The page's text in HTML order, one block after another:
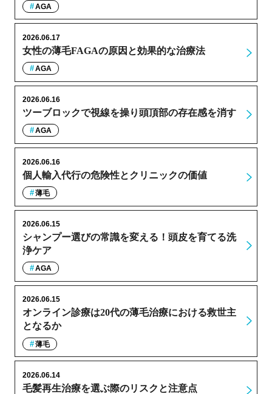
AGA
女性の薄毛FAGAの原因と効果的な治療法
2026.06.17
AGA
ツーブロックで視線を操り頭頂部の存在感を消す
2026.06.16
AGA
個人輸入代行の危険性とクリニックの価値
2026.06.16
薄毛
シャンプー選びの常識を変える！頭皮を育てる洗
浄ケア
2026.06.15
AGA
オンライン診療は20代の薄毛治療における救世主
となるか
2026.06.15
薄毛
毛髪再生治療を選ぶ際のリスクと注意点
2026.06.14